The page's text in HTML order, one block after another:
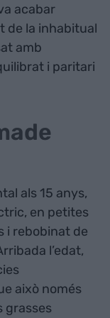
acabar
de la inhabitual
amb
i paritari
als 15 anys,
en petites
i rebobinat de
l’edat,
això només
grasses